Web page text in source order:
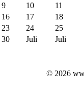
9 10
11
16 17
18
23 24
25
30 Juli Juli
© 2026